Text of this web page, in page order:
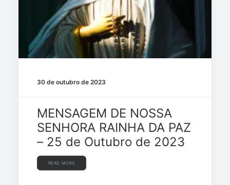
30 de outubro de 2023
MENSAGEM DE NOSSA
SENHORA RAINHA DA PAZ
– 25 de Outubro de 2023
READ MORE